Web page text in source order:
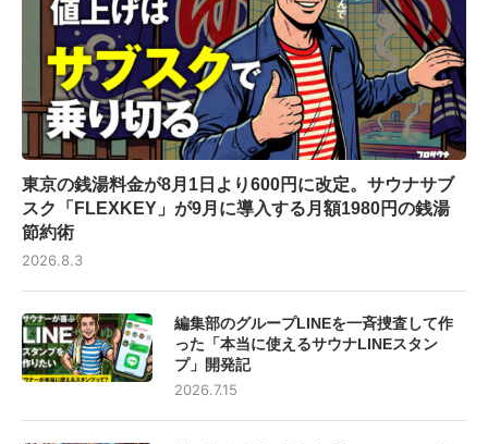
東京の銭湯料金が8月1日より600円に改定。サウナサブ
スク「FLEXKEY」が9月に導入する月額1980円の銭湯
節約術
2026.8.3
編集部のグループLINEを一斉捜査して作
った「本当に使えるサウナLINEスタン
プ」開発記
2026.7.15